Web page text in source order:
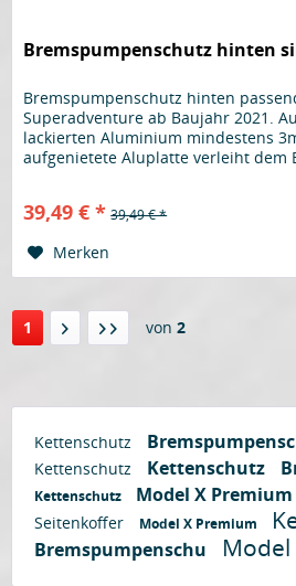
Bremspumpenschutz hinten
Bremspumpenschutz hinten
Superadventure ab Baujahr 2021.
lackierten Aluminium mindestens
aufgenietete Aluplatte verleiht dem
39,49 € * 39,49 € *
Merken
1 von 2
Kettenschutz
Kettenschutz
Kettenschutz
Kettenschutz Model X Premium
Seitenkoffer Model X Premium
Bremspumpenschu Model